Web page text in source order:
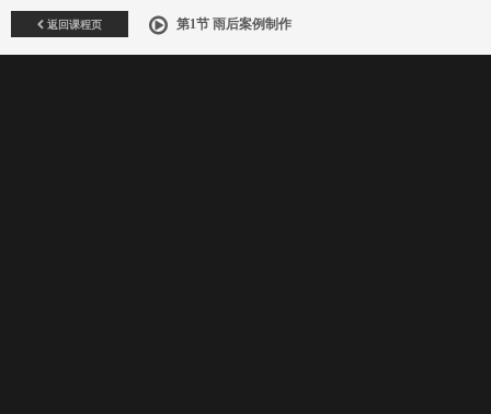
返回课程页 第1节 雨后案例制作